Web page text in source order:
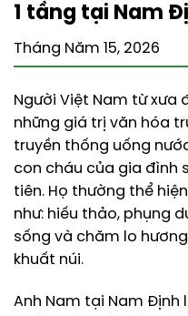
1 tầng tại Nam
Tháng Năm 15, 2026
Người Việt Nam từ xưa
những giá trị văn hóa
truyền thống uống
con cháu của gia đình
tiên. Họ thường thể
như: hiếu thảo, phụng
sống và chăm lo
khuất núi.
Anh Nam tại Nam Định